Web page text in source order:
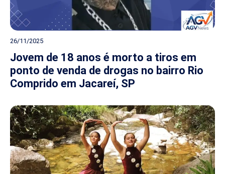
26/11/2025
Jovem de 18 anos é morto a tiros em
ponto de venda de drogas no bairro Rio
Comprido em Jacareí, SP